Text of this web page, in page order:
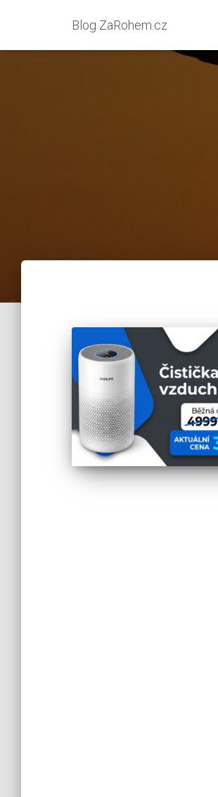
Blog ZaRohem.cz